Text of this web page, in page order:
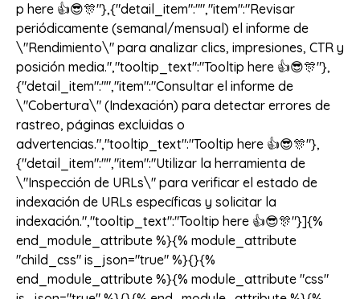
p here 👍😎🎊"},{"detail_item":"","item":"Revisar
periódicamente (semanal/mensual) el informe de
\"Rendimiento\" para analizar clics, impresiones, CTR y
posición media.","tooltip_text":"Tooltip here 👍😎🎊"},
{"detail_item":"","item":"Consultar el informe de
\"Cobertura\" (Indexación) para detectar errores de
rastreo, páginas excluidas o
advertencias.","tooltip_text":"Tooltip here 👍😎🎊"},
{"detail_item":"","item":"Utilizar la herramienta de
\"Inspección de URLs\" para verificar el estado de
indexación de URLs específicas y solicitar la
indexación.","tooltip_text":"Tooltip here 👍😎🎊"}]{%
end_module_attribute %}{% module_attribute
"child_css" is_json="true" %}{}{%
end_module_attribute %}{% module_attribute "css"